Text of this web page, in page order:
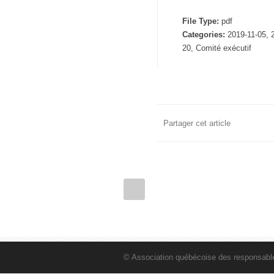
File Type: pdf
Categories: 2019-11-05,
20, Comité exécutif
Partager cet article
© Association québécoise des